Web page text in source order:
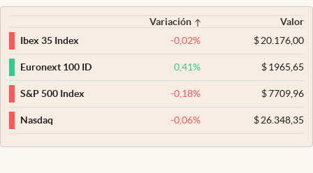
Variación
Valor
Ibex 35 Index
-0,02% $20.176,00
Euronext 100 ID 0,41% $1965,65
S&P 500 Index -0,18% $7709,96
Nasdaq -0,06% $26.348,35